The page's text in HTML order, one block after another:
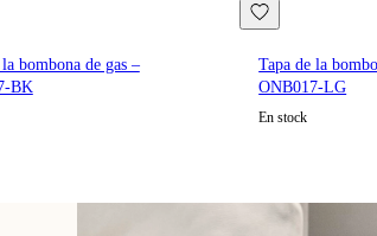
bombona de gas –
BK
Tapa de la
ONB017-LG
En stock